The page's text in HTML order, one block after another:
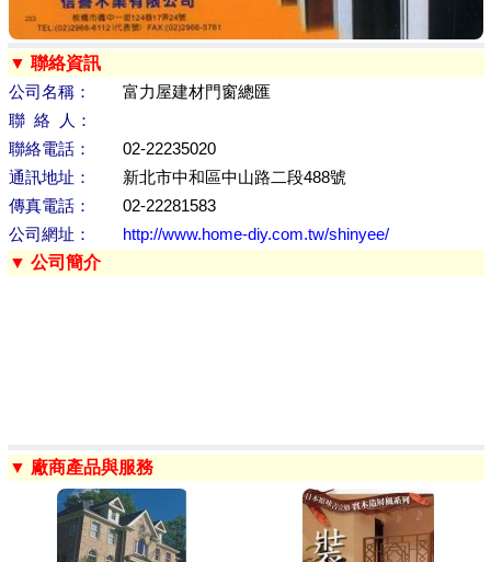
▼ 聯絡資訊
公司名稱：
富力屋建材門窗總匯
聯 絡 人：
聯絡電話：
02-22235020
通訊地址：
新北市中和區中山路二段488號
傳真電話：
02-22281583
公司網址：
http://www.home-diy.com.tw/shinyee/
▼ 公司簡介
▼ 廠商產品與服務